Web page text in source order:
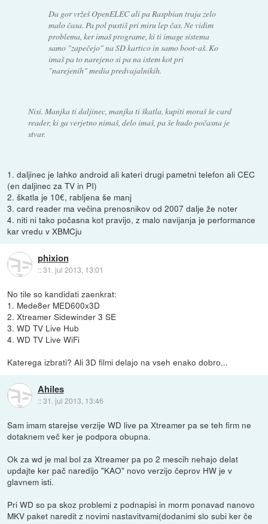
Da gor vržeš OpenELEC ali pa Raspbian traja zelo
malo časa. Pa pol pustiš pri miru lep čas. Ne vidim
problema, ker imaš programe, ki ti image sistema
samo "zapečejo" na SD kartico in samo boot-aš. Ko
imaš pa to narejeno si pa na istem kot pri
"narejenih" media predvajalnikih.
Nisi. Manjka ti daljinec, manjka ti škatla, kupiti moraš še card
reader, ki ga verjetno nimaš, delo imaš, pa še hudo počasna je
stvar.
1. daljinec je lahko android ali kateri drugi pametni telefon ali CEC
(en daljinec za TV in PI)
2. škatla je 10€, rabljena še manj
3. card reader ma večina prenosnikov od 2007 dalje že noter
4. niti ni tako počasna kot pravijo, z malo navijanja je performance
kar vredu v XBMCju
phixion
::31. jul 2013, 13:01
No tile so kandidati zaenkrat:
1. Mede8er MED600x3D
2. Xtreamer Sidewinder 3 SE
3. WD TV Live Hub
4. WD TV Live WiFi
Katerega izbrati? Ali 3D filmi delajo na vseh enako dobro...
Ahiles
::31. jul 2013, 13:46
Sam imam starejse verzije WD live pa Xtreamer pa se teh firm ne
dotaknem več ker je podpora obupna.
Ok za wd je mal bol za Xtreamer pa po 2 mescih nehajo delat
updajte ker pač naredijo "KAO" novo verzijo čeprov HW je v
glavnem isti.
Pri WD so pa skoz problemi z podnapisi in morm ponavad nanovo
MKV paket naredit z novimi nastavitvami(dodanimi slo subi ker če